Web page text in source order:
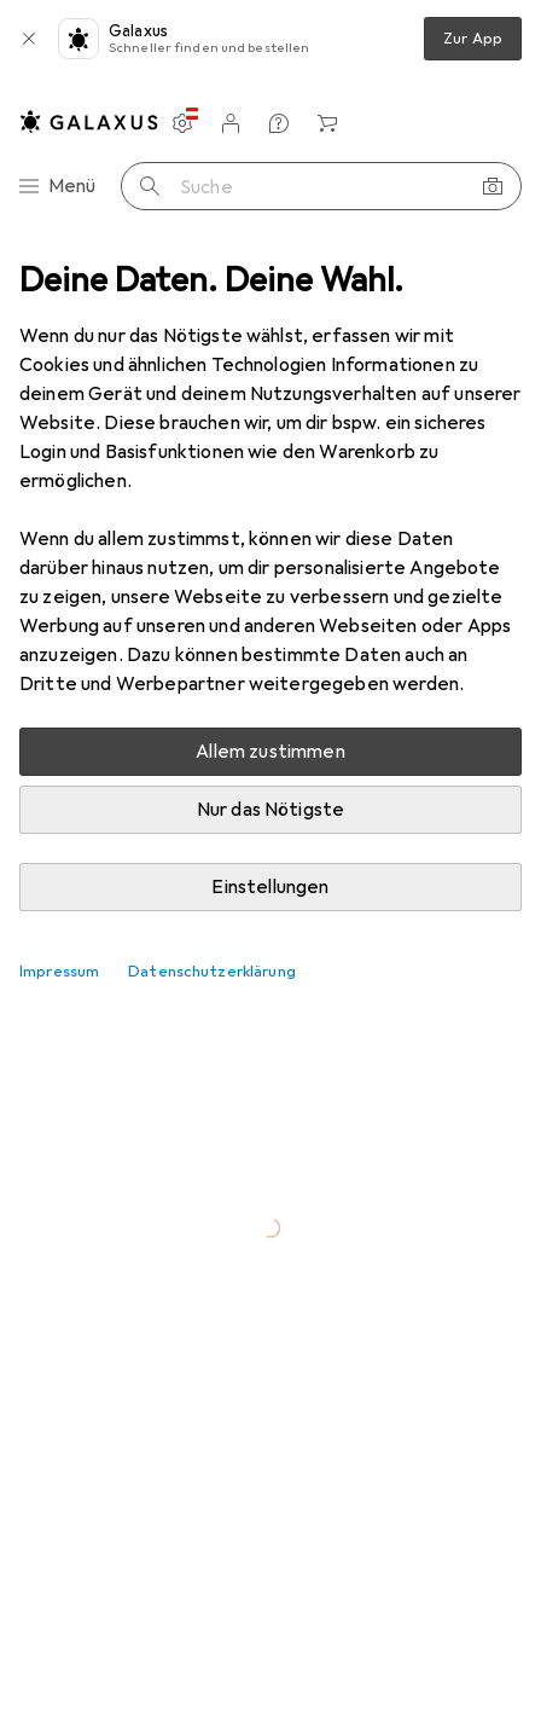
Deine Daten. Deine Wahl.
Wenn du nur das Nötigste wählst, erfassen wir mit
Cookies und ähnlichen Technologien Informationen zu
deinem Gerät und deinem Nutzungsverhalten auf unserer
Website. Diese brauchen wir, um dir bspw. ein sicheres
Login und Basisfunktionen wie den Warenkorb zu
ermöglichen.
Wenn du allem zustimmst, können wir diese Daten
darüber hinaus nutzen, um dir personalisierte Angebote
zu zeigen, unsere Webseite zu verbessern und gezielte
Werbung auf unseren und anderen Webseiten oder Apps
anzuzeigen. Dazu können bestimmte Daten auch an
Dritte und Werbepartner weitergegeben werden.
Allem zustimmen
Nur das Nötigste
Einstellungen
Impressum Datenschutzerklärung
Galaxus
Schneller finden und bestellen Zur App
Navigation nach Kategorien
Menü Suche
Einstellungen
Kundenkonto
Vergleichslisten
Merklisten
Warenkorb
Komponenten Gehäuse Case Modding Schalter + Taster
Schalter + Taster
Produkte Forum